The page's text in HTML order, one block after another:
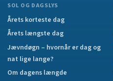
SOL OG DAGSLYS
Årets korteste dag
Årets længste dag
Jævndøgn – hvornår er dag og
nat lige lange?
Om dagens længde